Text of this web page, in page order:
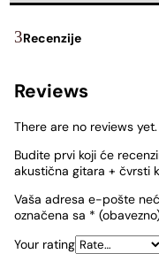
Recenzije
Reviews
There are no reviews yet.
Budite prvi koji će
akustična gitara + čvrsti
Vaša adresa e-pošte
označena sa *
Your rating